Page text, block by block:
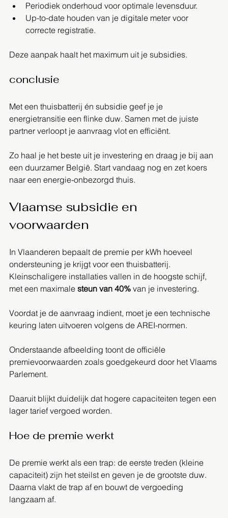
Periodiek onderhoud voor optimale levensduur.
Up-to-date houden van je digitale meter voor
correcte registratie.
Deze aanpak haalt het maximum uit je subsidies.
conclusie
Met een thuisbatterij én subsidie geef je je
energietransitie een flinke duw. Samen met de juiste
partner verloopt je aanvraag vlot en efficiënt.
Zo haal je het beste uit je investering en draag je bij aan
een duurzamer België. Start vandaag nog en zet koers
naar een energie-onbezorgd thuis.
Vlaamse subsidie en
voorwaarden
In Vlaanderen bepaalt de premie per kWh hoeveel
ondersteuning je krijgt voor een thuisbatterij.
Kleinschaligere installaties vallen in de hoogste schijf,
met een maximale steun van 40% van je investering.
Voordat je de aanvraag indient, moet je een technische
keuring laten uitvoeren volgens de AREI-normen.
Onderstaande afbeelding toont de officiële
premievoorwaarden zoals goedgekeurd door het Vlaams
Parlement.
Daaruit blijkt duidelijk dat hogere capaciteiten tegen een
lager tarief vergoed worden.
Hoe de premie werkt
De premie werkt als een trap: de eerste treden (kleine
capaciteit) zijn het steilst en geven je de grootste duw.
Daarna vlakt de trap af en bouwt de vergoeding
langzaam af.